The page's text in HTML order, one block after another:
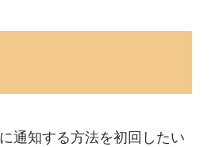
通知する方法を初回したい